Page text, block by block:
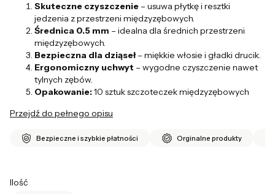
Skuteczne czyszczenie – usuwa płytkę i resztki
jedzenia z przestrzeni międzyzębowych.
Średnica 0.5 mm – idealna dla średnich przestrzeni
międzyzębowych.
Bezpieczna dla dziąseł– miękkie włosie i gładki drucik.
Ergonomiczny uchwyt – wygodne czyszczenie nawet
tylnych zębów.
Opakowanie:10 sztuk szczoteczek międzyzębowych
Przejdź do pełnego opisu
Bezpieczne i szybkie płatności Orginalne produkty
Ilość